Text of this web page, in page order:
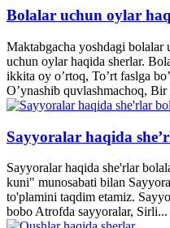
Bolalar uchun oylar
Maktabgacha yoshdagi
uchun oylar haqida sherlar.
ikkita oy o’rtoq, To’rt faslga
O’ynashib quvlashmachoq,
Sayyoralar haqida
Sayyoralar haqida she'rlar
kuni" munosabati bilan
to'plamini taqdim etamiz.
bobo Atrofda sayyoralar, Sirli...